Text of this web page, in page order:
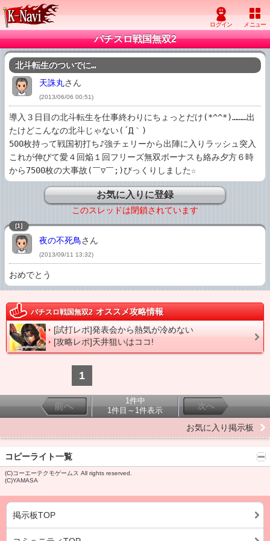
パチスロ戦国無双2
北斗転生のついでに…
天誅丸さん
(2013/06/06 00:51)
導入３日目の北斗転生を仕事終わりにちょっとだけ(*^^*)………出
たけどこんなの北斗じゃない(´Д｀)
500枚持って戦国初打ち♪強チェリーから出陣に入りラッシュ突入
これが伸びて愛４回焔１回フリーズ無双ボーナスも絡み夕方６時
から7500枚の大事故(￣▽￣;)びっくりしました☆
お気に入りに登録
このスレッドは閉鎖されています
[1]
夜の不死鳥さん
(2013/09/11 13:32)
おめでとう
パチスロ戦国無双2 オススメ攻略情報
[試打レポ]発表会から熱気が冷めない
[攻略レポ]天井狙いはココ!
1
前へ
1件中
1件目～1件表示
次へ
お気に入り掲示板
コピーライト一覧
(C)コーエーテクモゲームス All rights reserved.
(C)YAMASA
掲示板TOP